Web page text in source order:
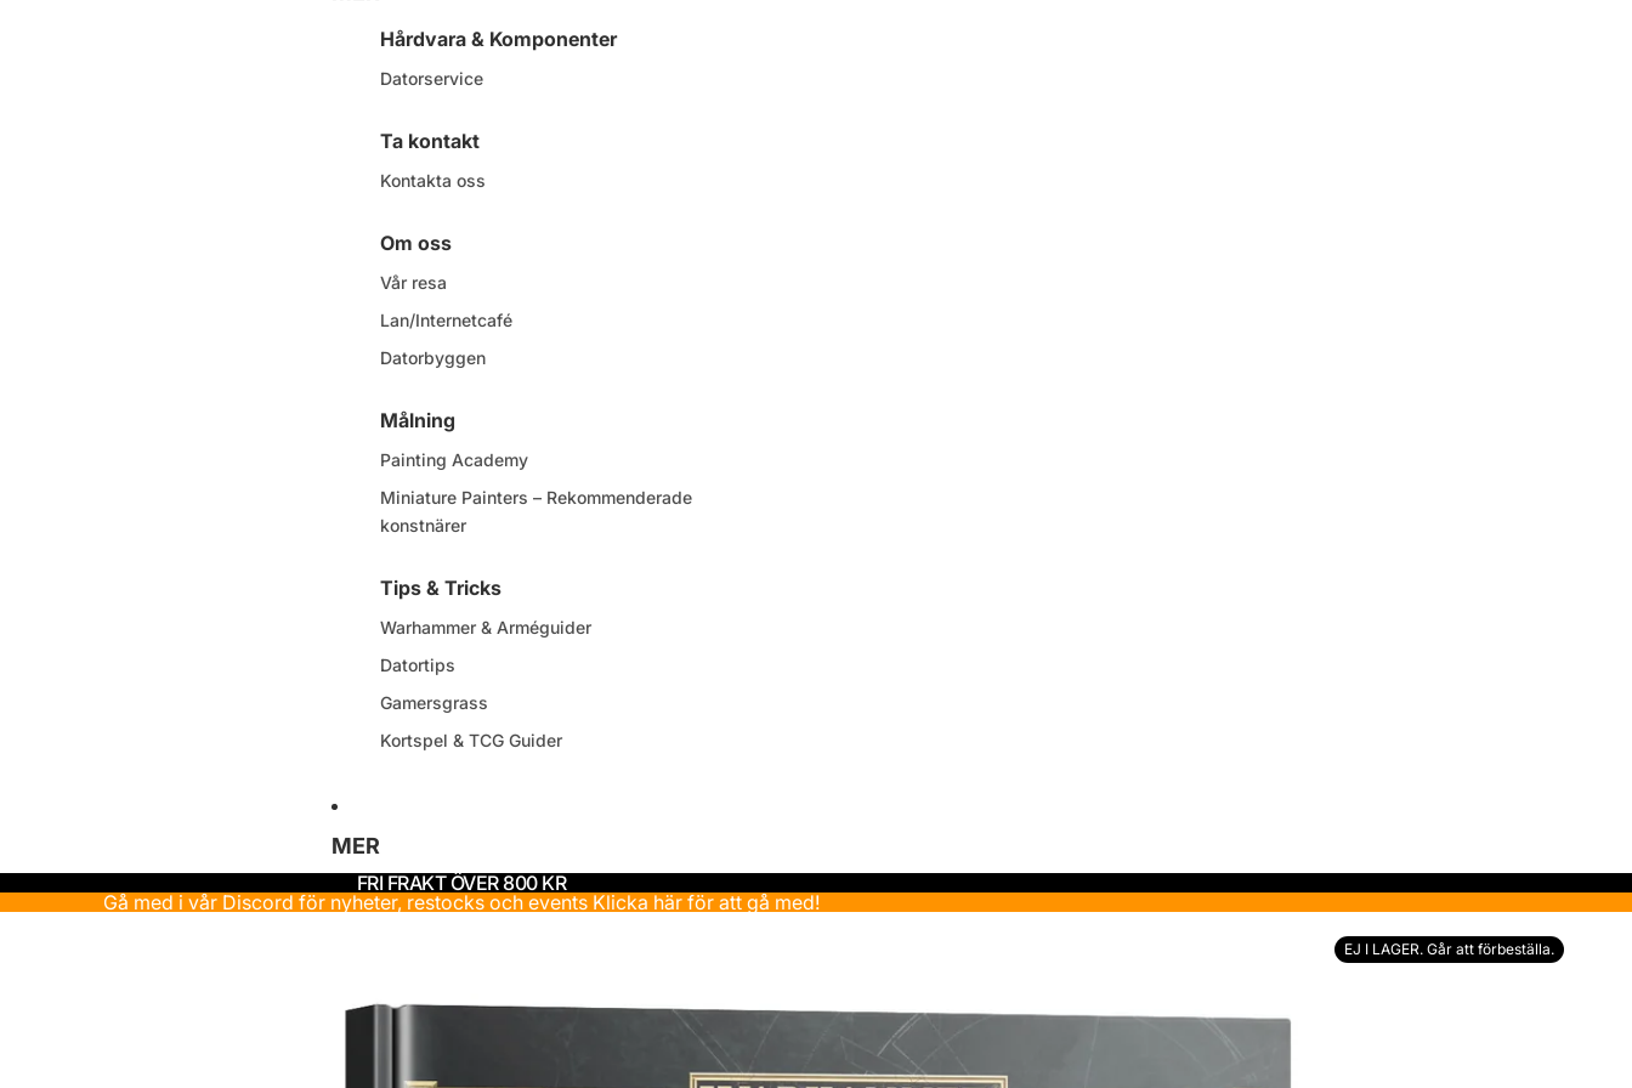
Hårdvara & Komponenter
Datorservice
Ta kontakt
Kontakta oss
Om oss
Vår resa
Lan/Internetcafé
Datorbyggen
Målning
Painting Academy
Miniature Painters – Rekommenderade
konstnärer
Tips & Tricks
Warhammer & Arméguider
Datortips
Gamersgrass
Kortspel & TCG Guider
MER
FRI FRAKT ÖVER 800 KR
Gå med i vår Discord för nyheter, restocks och events Klicka här för att gå med!
EJ I LAGER. Går att förbeställa.